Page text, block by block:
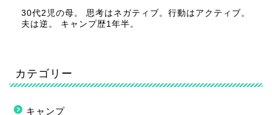
30代2児の母。 思考はネガティブ。行動はアクティブ。
夫は逆。 キャンプ歴1年半。
カテゴリー
キャンプ